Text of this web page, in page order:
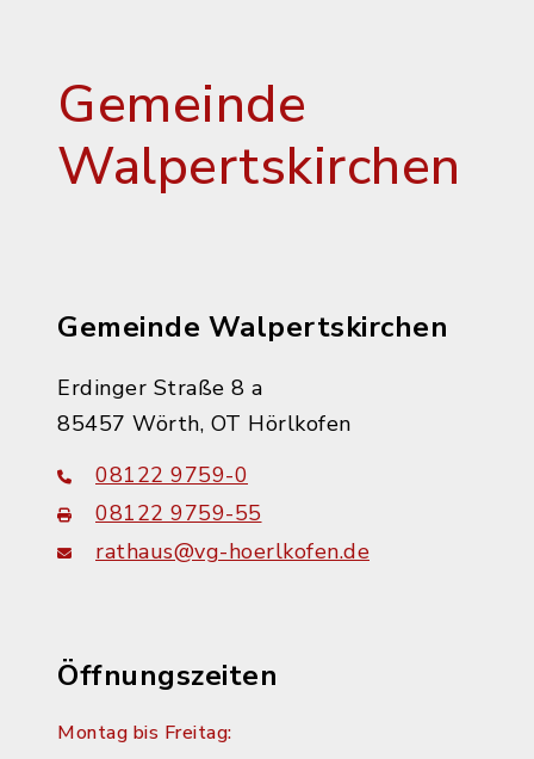
Gemeinde
Walpertskirchen
Gemeinde Walpertskirchen
Erdinger Straße 8 a
85457 Wörth, OT Hörlkofen
08122 9759-0
08122 9759-55
rathaus@vg-hoerlkofen.de
Öffnungszeiten
Montag bis Freitag: